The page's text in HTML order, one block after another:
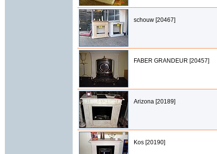
schouw [20467]
FABER GRANDEUR [20457]
Arizona [20189]
Kos [20190]